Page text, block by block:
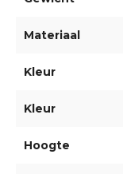
Materiaal
Kleur
Kleur
Hoogte